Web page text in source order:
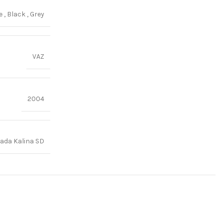
, Black , Grey
VAZ
2004
Kalina SD